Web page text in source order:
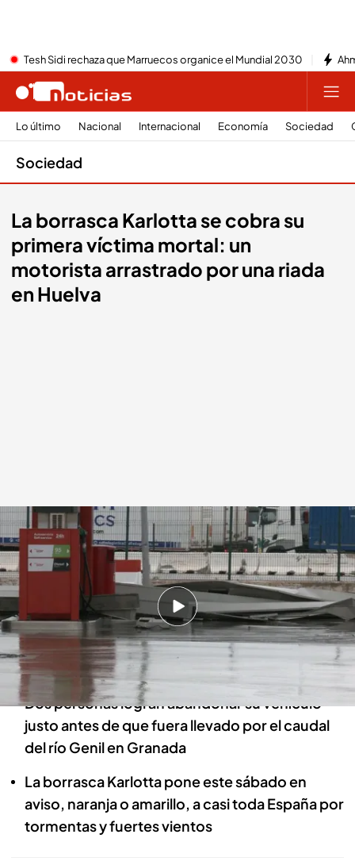
Tesh Sidi rechaza que Marruecos organice el Mundial 2030
Lo último Nacional Internacional Economía Sociedad
Sociedad
La borrasca Karlotta se cobra su
primera víctima mortal: un
motorista arrastrado por una riada
en Huelva
Las fuertes rachas de viento han arrancado el techo de una gasolinera en el
puerto de Algeciras, Cádiz
Redacción digital Noticias Cuatro Agencia EFE
09 FEB 2024 - 20:46h.
El motorista fallecido en Villablanca ha sido
arrastrado por el agua cuando se disponía a
atravesar un arroyo
Dos personas logran abandonar su vehículo
justo antes de que fuera llevado por el caudal
del río Genil en Granada
La borrasca Karlotta pone este sábado en
aviso, naranja o amarillo, a casi toda España por
tormentas y fuertes vientos